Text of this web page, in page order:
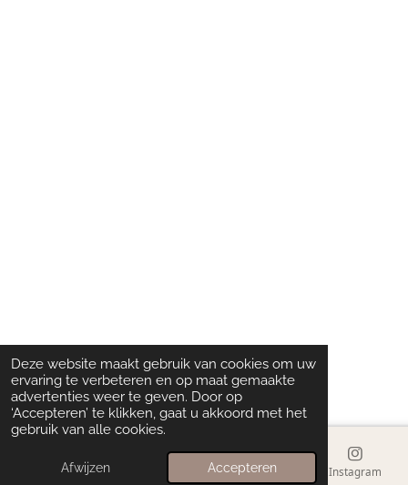
Deze website maakt gebruik van cookies om uw
ervaring te verbeteren en op maat gemaakte
advertenties weer te geven. Door op
‘Accepteren’ te klikken, gaat u akkoord met het
gebruik van alle cookies.
Afwijzen Accepteren
E-mailadres Instagram